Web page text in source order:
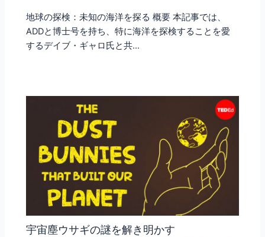
地球の探検：未知の海洋を探る 概要 本記事では、
ADDと博士号を持ち、特に海洋を探検することを愛
するデイブ・ギャロ氏と共…
宇宙塵ウサギの謎を解き明かす